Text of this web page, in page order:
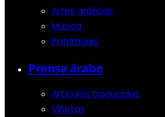
Artes gráficas
Música
Patrimonio
Prensa árabe
Artículos traducidos
Viñetas